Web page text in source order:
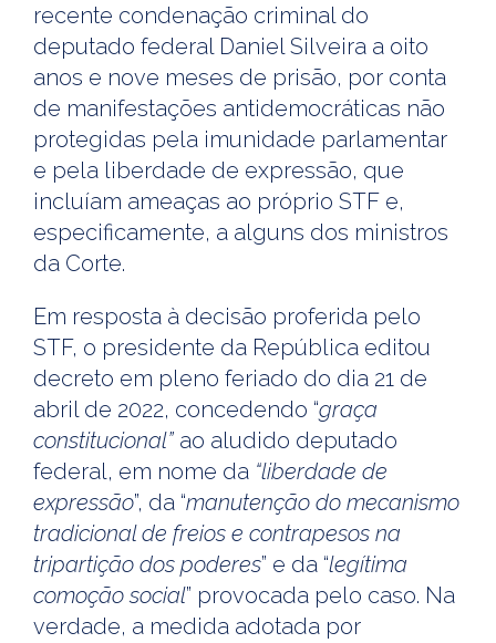
recente condenação criminal do
deputado federal Daniel Silveira a oito
anos e nove meses de prisão, por conta
de manifestações antidemocráticas não
protegidas pela imunidade parlamentar
e pela liberdade de expressão, que
incluíam ameaças ao próprio STF e,
especificamente, a alguns dos ministros
da Corte.
Em resposta à decisão proferida pelo
STF, o presidente da República editou
decreto em pleno feriado do dia 21 de
abril de 2022, concedendo “graça
constitucional” ao aludido deputado
federal, em nome da “liberdade de
expressão”, da “manutenção do mecanismo
tradicional de freios e contrapesos na
tripartição dos poderes” e da “legítima
comoção social” provocada pelo caso. Na
verdade, a medida adotada por